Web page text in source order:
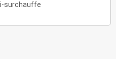
surchauffe